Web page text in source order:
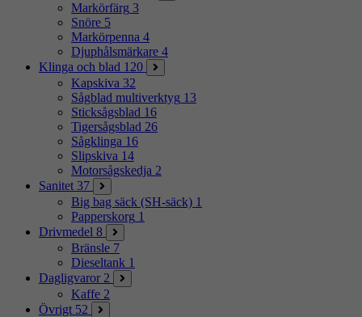
Markörfärg 3
Snöre 5
Markörpenna 4
Djuphålsmärkare 4
Klinga och blad 120
Kapskiva 32
Sågblad multiverktyg 13
Sticksågsblad 16
Tigersågsblad 26
Sågklinga 16
Slipskiva 14
Motorsågskedja 2
Sanitet 37
Big bag säck (SH-säck) 1
Papperskorg 1
Drivmedel 8
Bränsle 7
Dieseltank 1
Dagligvaror 2
Kaffe 2
Övrigt 52